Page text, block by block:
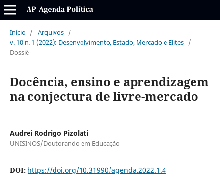
Início / Arquivos /
v. 10 n. 1 (2022): Desenvolvimento, Estado, Mercado e Elites /
Dossiê
Docência, ensino e aprendizagem
na conjectura de livre-mercado
Audrei Rodrigo Pizolati
UNISINOS/Doutorando em Educação
DOI: https://doi.org/10.31990/agenda.2022.1.4